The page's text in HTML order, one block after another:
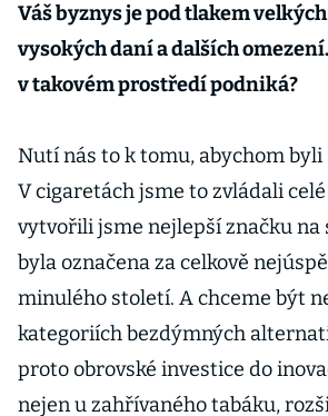
Váš byznys je pod tlakem
vysokých daní a dalších omezení.
v takovém prostředí podniká?
Nutí nás to k tomu, abychom byli
V cigaretách jsme to zvládali
vytvořili jsme nejlepší značku na
byla označena za celkově
minulého století. A chceme být
kategoriích bezdýmných
proto obrovské investice do
nejen u zahřívaného tabáku,